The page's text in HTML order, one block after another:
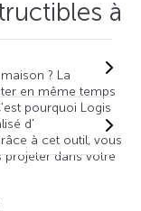
à
? La
en même temps
pourquoi Logis
d'
à cet outil, vous
dans votre